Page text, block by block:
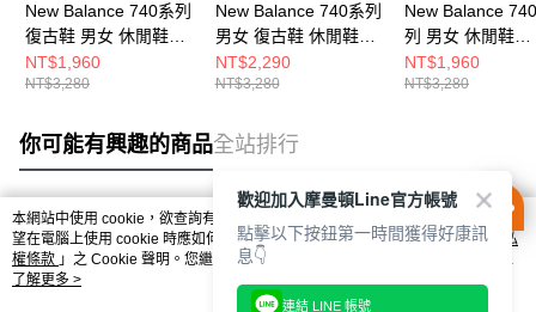
New Balance 740系列
復古鞋 男女 休閒鞋
U740WW2-D
NT$1,960
NT$3,280
New Balance 740系列
男女 復古鞋 休閒鞋
U740SA2-D
NT$2,290
NT$3,280
New Balance
列 男女 休閒鞋
U740HB2-D
NT$1,960
NT$3,280
你可能有興趣的商品全站排行
熱門標籤
本網站中使用 cookie，欲查詢有關本網站使用 cookie 方式之詳情，及若您不希
望在電腦上使用 cookie 時應如何變更電腦的 cookie 設定，請參閱本網站「
隱私
權條款 」之 Cookie 聲明。您繼續使用本網站即表示您同意本公司得按本網站使
用條款之 Cookie 聲明使用 cookie。
了解更多 >
歡迎加入摩曼頓Line官方帳號
點擊以下按鈕第一時間獲得好康訊
息👇
連結 LINE 帳號